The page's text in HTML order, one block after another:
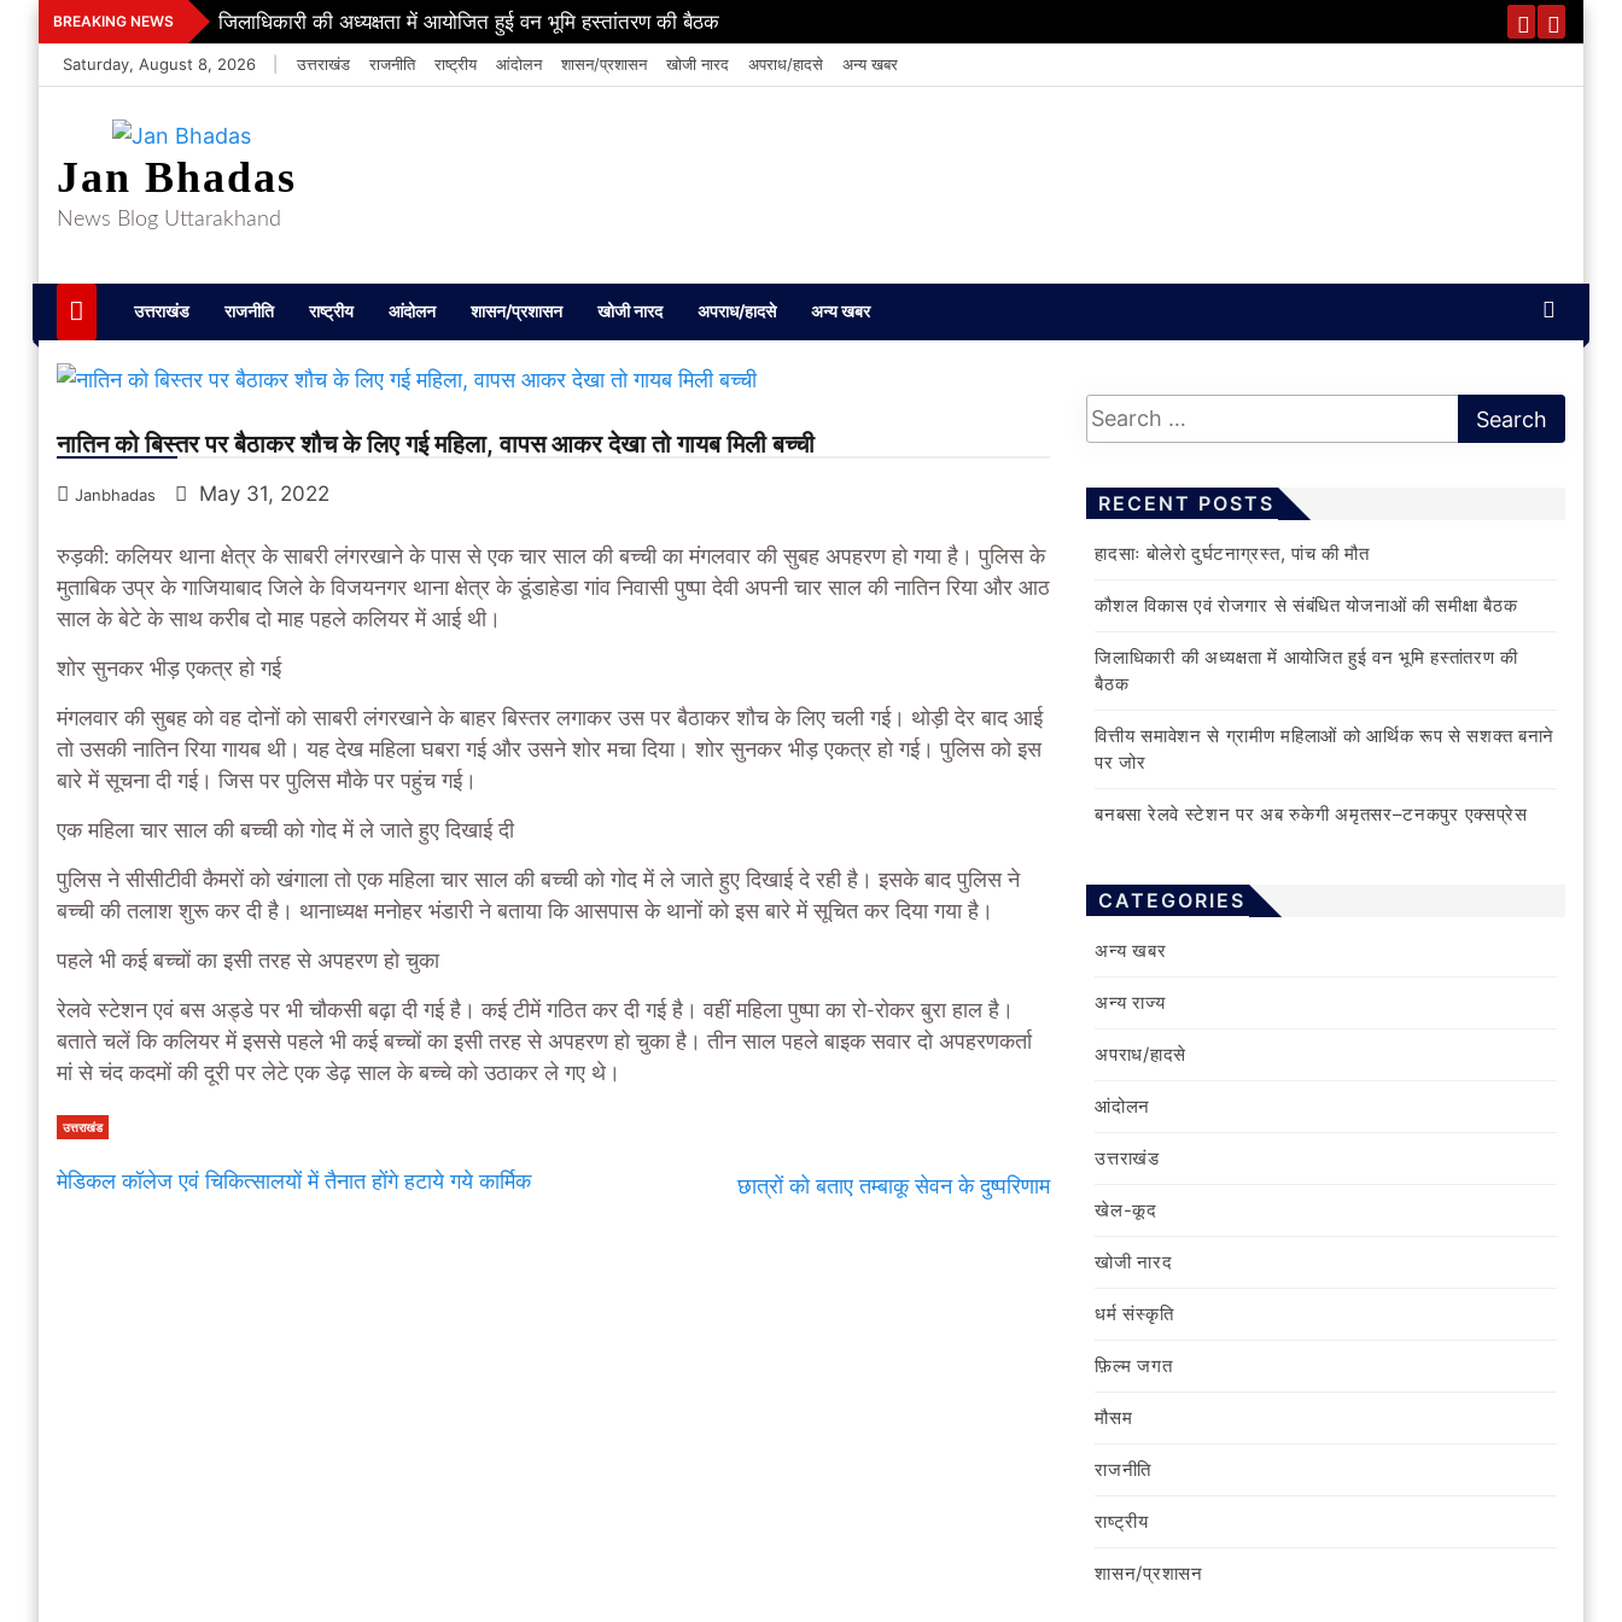
Skip
to
content
BREAKING NEWS जिलाधिकारी की अध्यक्षता में आयोजित हुई वन भूमि हस्तांतरण की बैठक
Saturday, August 8, 2026 उत्तराखंड राजनीति राष्ट्रीय आंदोलन शासन/प्रशासन खोजी नारद अपराध/हादसे अन्य खबर
Jan Bhadas
News Blog Uttarakhand
उत्तराखंड राजनीति राष्ट्रीय आंदोलन शासन/प्रशासन खोजी नारद अपराध/हादसे अन्य खबर
नातिन को बिस्‍तर पर बैठाकर शौच के लिए गई महिला, वापस आकर देखा तो गायब मिली बच्‍ची
Janbhadas May 31, 2022
रुड़की: कलियर थाना क्षेत्र के साबरी लंगरखाने के पास से एक चार साल की बच्ची का मंगलवार की सुबह अपहरण हो गया है। पुलिस के
मुताबिक उप्र के गाजियाबाद जिले के विजयनगर थाना क्षेत्र के डूंडाहेडा गांव निवासी पुष्पा देवी अपनी चार साल की नातिन रिया और आठ
साल के बेटे के साथ करीब दो माह पहले कलियर में आई थी।
शोर सुनकर भीड़ एकत्र हो गई
मंगलवार की सुबह को वह दोनों को साबरी लंगरखाने के बाहर बिस्तर लगाकर उस पर बैठाकर शौच के लिए चली गई। थोड़ी देर बाद आई
तो उसकी नातिन रिया गायब थी। यह देख महिला घबरा गई और उसने शोर मचा दिया। शोर सुनकर भीड़ एकत्र हो गई। पुलिस को इस
बारे में सूचना दी गई। जिस पर पुलिस मौके पर पहुंच गई।
एक महिला चार साल की बच्ची को गोद में ले जाते हुए दिखाई दी
पुलिस ने सीसीटीवी कैमरों को खंगाला तो एक महिला चार साल की बच्ची को गोद में ले जाते हुए दिखाई दे रही है। इसके बाद पुलिस ने
बच्ची की तलाश शुरू कर दी है। थानाध्यक्ष मनोहर भंडारी ने बताया कि आसपास के थानों को इस बारे में सूचित कर दिया गया है।
पहले भी कई बच्चों का इसी तरह से अपहरण हो चुका
रेलवे स्टेशन एवं बस अड्डे पर भी चौकसी बढ़ा दी गई है। कई टीमें गठित कर दी गई है। वहीं महिला पुष्पा का रो-रोकर बुरा हाल है।
बताते चलें कि कलियर में इससे पहले भी कई बच्चों का इसी तरह से अपहरण हो चुका है। तीन साल पहले बाइक सवार दो अपहरणकर्ता
मां से चंद कदमों की दूरी पर लेटे एक डेढ़ साल के बच्चे को उठाकर ले गए थे।
उत्तराखंड
मेडिकल कॉलेज एवं चिकित्सालयों में तैनात होंगे हटाये गये कार्मिक छात्रों को बताए तम्बाकू सेवन के दुष्परिणाम
RECENT POSTS
हादसाः बोलेरो दुर्घटनाग्रस्त, पांच की मौत
कौशल विकास एवं रोजगार से संबंधित योजनाओं की समीक्षा बैठक
जिलाधिकारी की अध्यक्षता में आयोजित हुई वन भूमि हस्तांतरण की
बैठक
वित्तीय समावेशन से ग्रामीण महिलाओं को आर्थिक रूप से सशक्त बनाने
पर जोर
बनबसा रेलवे स्टेशन पर अब रुकेगी अमृतसर–टनकपुर एक्सप्रेस
CATEGORIES
अन्य खबर
अन्य राज्य
अपराध/हादसे
आंदोलन
उत्तराखंड
खेल-कूद
खोजी नारद
धर्म संस्कृति
फ़िल्‍म जगत
मौसम
राजनीति
राष्ट्रीय
शासन/प्रशासन